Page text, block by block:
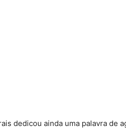
dedicou ainda uma palavra de